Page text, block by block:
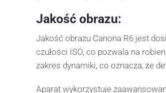
Jakość obrazu:
Jakość obrazu Canona R6 jest
czułości ISO, co pozwala na
zakres dynamiki, co oznacza, że
Aparat wykorzystuje